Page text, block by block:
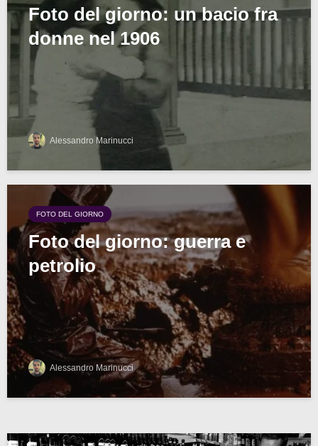
Foto del giorno: un bacio fra
donne nel 1906
Alessandro Marinucci
FOTO DEL GIORNO
Foto del giorno: guerra e
petrolio
Alessandro Marinucci